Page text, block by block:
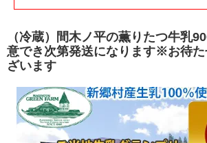
（冷蔵）間木ノ平の薫りたつ牛乳
意でき次第発送になります※お待
ざいます